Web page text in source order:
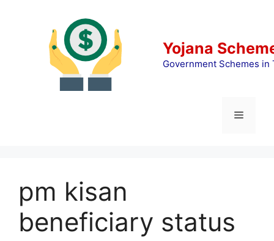
Yojana
Government Schemes in
Menu
pm kisan
beneficiary status